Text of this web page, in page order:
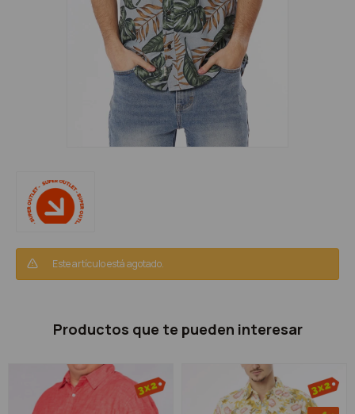
Este artículo está agotado.
Productos que te pueden interesar